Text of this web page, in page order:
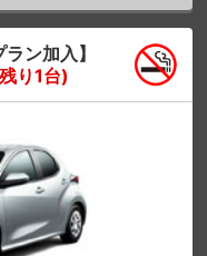
ン加入】
り1台)